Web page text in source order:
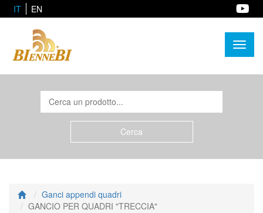
IT EN
Ganci appendi quadri
GANCIO PER QUADRI "TRECCIA"